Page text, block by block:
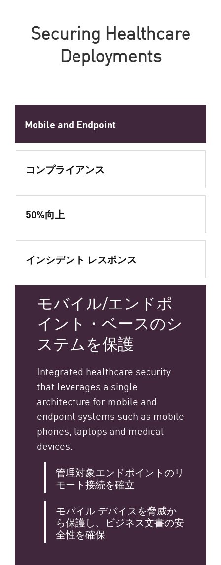
Securing Healthcare
Deployments
Mobile and Endpoint
コンプライアンス
50%向上
インシデント レスポンス
モバイル/エンドポ
イント・ベースのシ
ステムを保護
Integrated healthcare security
that leverages a single
architecture for mobile and
endpoint systems such as mobile
phones, laptops and medical
devices.
管理対象エンドポイントのリ
モート接続を確立
モバイル デバイスを脅威か
ら保護し、ビジネス文書の安
全性を確保